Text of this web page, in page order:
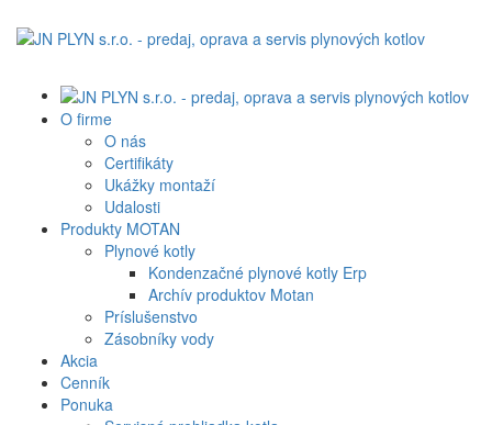
O firme
O nás
Certifikáty
Ukážky montaží
Udalosti
Produkty MOTAN
Plynové kotly
Kondenzačné plynové kotly Erp
Archív produktov Motan
Príslušenstvo
Zásobníky vody
Akcia
Cenník
Ponuka